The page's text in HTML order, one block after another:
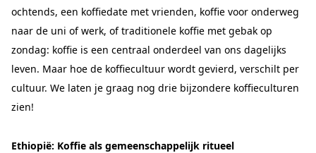
ochtends, een koffiedate met vrienden, koffie voor onderweg
naar de uni of werk, of traditionele koffie met gebak op
zondag: koffie is een centraal onderdeel van ons dagelijks
leven. Maar hoe de koffiecultuur wordt gevierd, verschilt per
cultuur. We laten je graag nog drie bijzondere koffieculturen
zien!
Ethiopië: Koffie als gemeenschappelijk ritueel